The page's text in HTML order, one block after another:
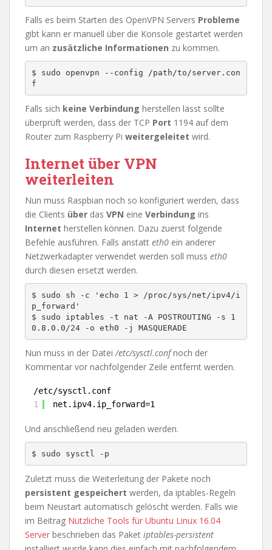
Falls es beim Starten des OpenVPN Servers Probleme
gibt kann er manuell über die Konsole gestartet werden
um an zusätzliche Informationen zu kommen.
$ sudo openvpn --config /path/to/server.con
Falls sich keine Verbindung herstellen lässt sollte
überprüft werden, dass der TCP Port 1194 auf dem
Router zum Raspberry Pi weitergeleitet wird.
Internet über VPN
weiterleiten
Nun muss Raspbian noch so konfiguriert werden, dass
die Clients über das VPN eine Verbindung ins
Internet herstellen können. Dazu zuerst folgende
Befehle ausführen. Falls anstatt eth0 ein anderer
Netzwerkadapter verwendet werden soll muss eth0
durch diesen ersetzt werden.
$ sudo sh -c 'echo 1 > /proc/sys/net/ipv4/i
p_forward'
$ sudo iptables -t nat -A POSTROUTING -s 1
Nun muss in der Datei/etc/sysctl.confnoch der
Kommentar vor nachfolgender Zeile entfernt werden.
/etc/sysctl.conf
1
net.ipv4.ip_forward=1
Und anschließend neu geladen werden.
Zuletzt muss die Weiterleitung der Pakete noch
persistent gespeichert werden, da iptables-Regeln
beim Neustart automatisch gelöscht werden. Falls wie
im Beitrag Nützliche Tools für Ubuntu Linux 16.04
Server beschrieben das Paket iptables-persistent